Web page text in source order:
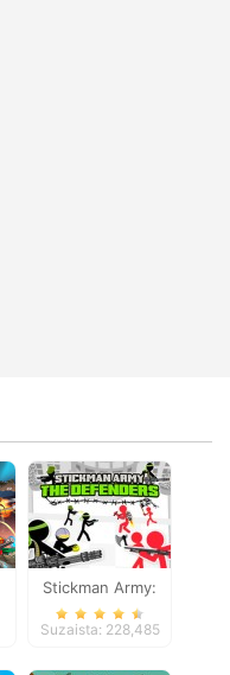
Stickman Army:
The Defenders
Suzaista: 228,485